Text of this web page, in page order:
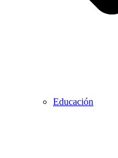
Educación